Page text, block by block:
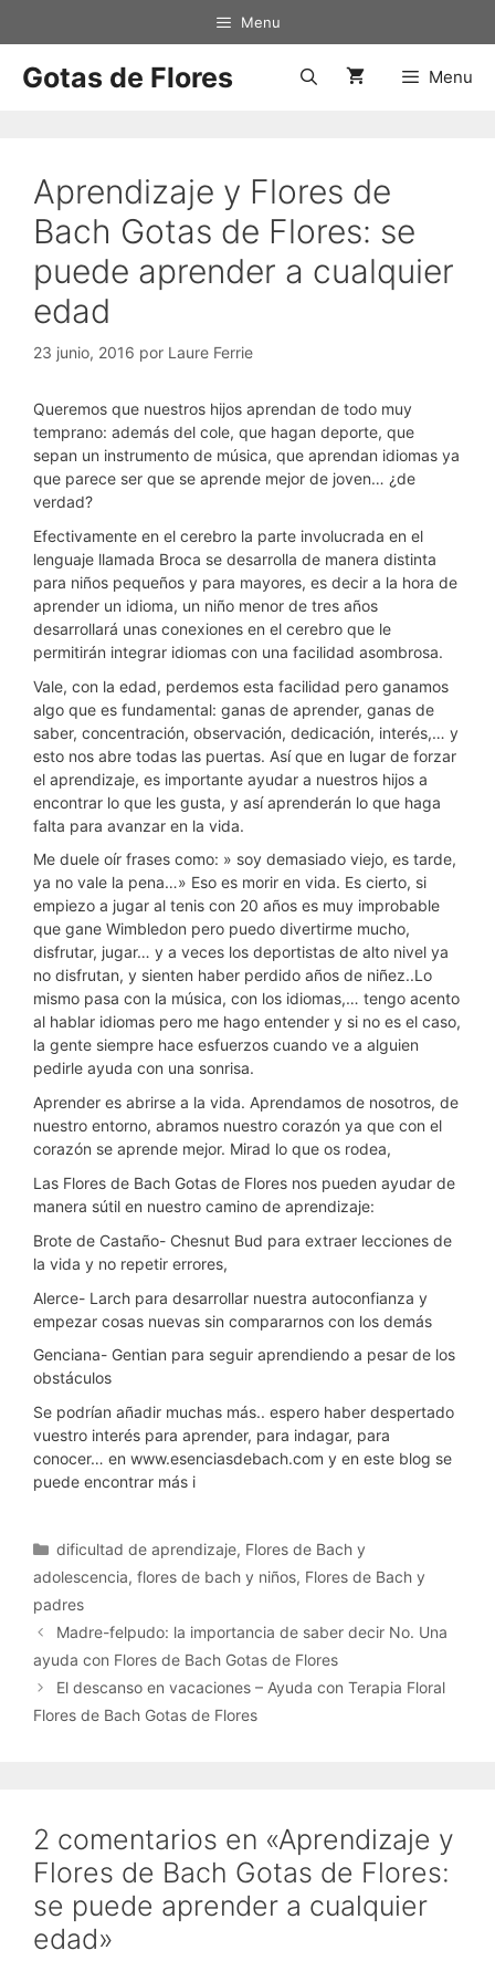
Menu
Gotas de Flores Menu
Aprendizaje y Flores de
Bach Gotas de Flores: se
puede aprender a cualquier
edad
23 junio, 2016 por Laure Ferrie
Queremos que nuestros hijos aprendan de todo muy
temprano: además del cole, que hagan deporte, que
sepan un instrumento de música, que aprendan idiomas ya
que parece ser que se aprende mejor de joven… ¿de
verdad?
Efectivamente en el cerebro la parte involucrada en el
lenguaje llamada Broca se desarrolla de manera distinta
para niños pequeños y para mayores, es decir a la hora de
aprender un idioma, un niño menor de tres años
desarrollará unas conexiones en el cerebro que le
permitirán integrar idiomas con una facilidad asombrosa.
Vale, con la edad, perdemos esta facilidad pero ganamos
algo que es fundamental: ganas de aprender, ganas de
saber, concentración, observación, dedicación, interés,… y
esto nos abre todas las puertas. Así que en lugar de forzar
el aprendizaje, es importante ayudar a nuestros hijos a
encontrar lo que les gusta, y así aprenderán lo que haga
falta para avanzar en la vida.
Me duele oír frases como: » soy demasiado viejo, es tarde,
ya no vale la pena…» Eso es morir en vida. Es cierto, si
empiezo a jugar al tenis con 20 años es muy improbable
que gane Wimbledon pero puedo divertirme mucho,
disfrutar, jugar… y a veces los deportistas de alto nivel ya
no disfrutan, y sienten haber perdido años de niñez..Lo
mismo pasa con la música, con los idiomas,… tengo acento
al hablar idiomas pero me hago entender y si no es el caso,
la gente siempre hace esfuerzos cuando ve a alguien
pedirle ayuda con una sonrisa.
Aprender es abrirse a la vida. Aprendamos de nosotros, de
nuestro entorno, abramos nuestro corazón ya que con el
corazón se aprende mejor. Mirad lo que os rodea,
Las Flores de Bach Gotas de Flores nos pueden ayudar de
manera sútil en nuestro camino de aprendizaje:
Brote de Castaño- Chesnut Bud para extraer lecciones de
la vida y no repetir errores,
Alerce- Larch para desarrollar nuestra autoconfianza y
empezar cosas nuevas sin compararnos con los demás
Genciana- Gentian para seguir aprendiendo a pesar de los
obstáculos
Se podrían añadir muchas más.. espero haber despertado
vuestro interés para aprender, para indagar, para
conocer… en www.esenciasdebach.com y en este blog se
puede encontrar más i
Categorías
dificultad de aprendizaje, Flores de Bach y
adolescencia, flores de bach y niños, Flores de Bach y
padres
Madre-felpudo: la importancia de saber decir No. Una
ayuda con Flores de Bach Gotas de Flores
El descanso en vacaciones – Ayuda con Terapia Floral
Flores de Bach Gotas de Flores
2 comentarios en «Aprendizaje y
Flores de Bach Gotas de Flores:
se puede aprender a cualquier
edad»